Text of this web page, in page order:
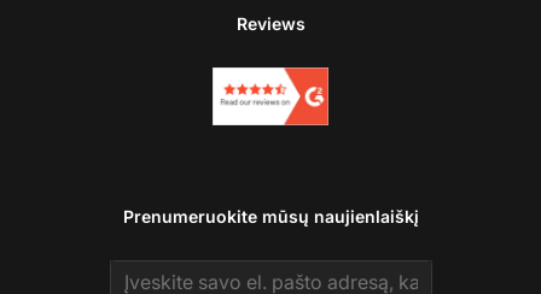
Reviews
Prenumeruokite mūsų naujienlaiškį
Email address